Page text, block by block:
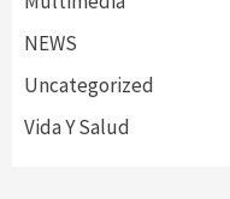
NEWS
Uncategorized
Vida Y Salud